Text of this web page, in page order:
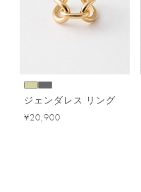
ジェンダレス リング
¥20,900